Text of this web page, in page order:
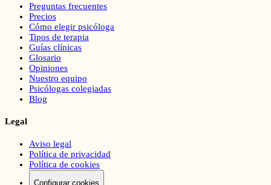
Preguntas frecuentes
Precios
Cómo elegir psicóloga
Tipos de terapia
Guías clínicas
Glosario
Opiniones
Nuestro equipo
Psicólogas colegiadas
Blog
Legal
Aviso legal
Política de privacidad
Política de cookies
Configurar cookies